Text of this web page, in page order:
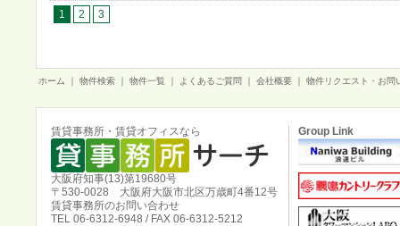
1 2 3
ホーム 物件検索 物件一覧 よくあるご質問 会社概要 物件リクエスト・お問
賃貸事務所・賃貸オフィスなら
大阪府知事(13)第19680号
〒530-0028 大阪府大阪市北区万歳町4番12号
賃貸事務所のお問い合わせ
TEL 06-6312-6948 / FAX 06-6312-5212
Group Link